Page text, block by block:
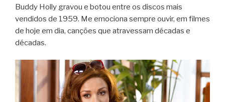
Buddy Holly gravou e botou entre os discos mais
vendidos de 1959. Me emociona sempre ouvir, em filmes
de hoje em dia, canções que atravessam décadas e
décadas.